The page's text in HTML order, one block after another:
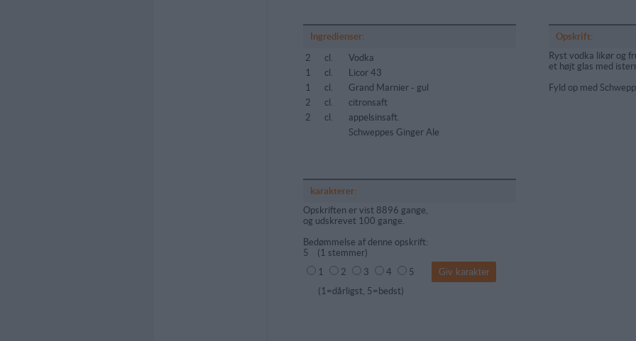
Ingredienser:
2
cl.
Vodka
1
cl.
Licor 43
1
cl.
Grand Marnier - gul
2
cl.
citronsaft
2
cl.
appelsinsaft.
Schweppes Ginger Ale
Opskrift:
Ryst vodka likør og
et højt glas med
Fyld op med
karakterer:
Opskriften er vist 8896 gange,
og udskrevet 100 gange.
Bedømmelse af denne opskrift:
5 ( 1 stemmer)
1
2 3 4
5
(1=dårligst, 5=bedst)